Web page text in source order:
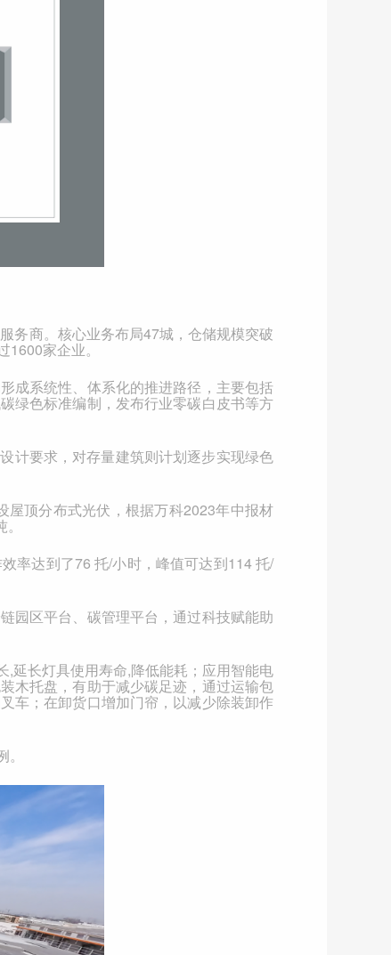
务商。核心业务布局47城，仓储规模突破
1600家企业。
成系统性、体系化的推进路径，主要包括
绿色标准编制，发布行业零碳白皮书等方
计要求，对存量建筑则计划逐步实现绿色
屋顶分布式光伏，根据万科2023年中报材
率达到了76托/小时，峰值可达到114托/
园区平台、碳管理平台，通过科技赋能助
,延长灯具使用寿命,降低能耗；应用智能电
木托盘，有助于减少碳足迹，通过运输包
车；在卸货口增加门帘，以减少除装卸作